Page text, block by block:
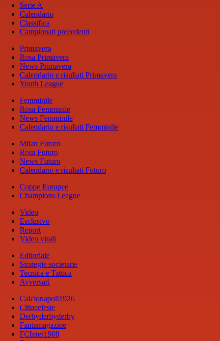
Serie A
Calendario
Classifica
Campionati precedenti
Primavera
Rosa Primavera
News Primavera
Calendario e risultati Primavera
Youth League
Femminile
Rosa Femminile
News Femminile
Calendario e risultati Femminile
Milan Futuro
Rosa Futuro
News Futuro
Calendario e risultati Futuro
Coppe Europee
Champions League
Video
Esclusivo
Report
Video virali
Editoriale
Strategie societarie
Tecnica e Tattica
Avversari
Calcionapoli1926
Cittaceleste
Derbyderbyderby
Fantamagazine
FCInter1908